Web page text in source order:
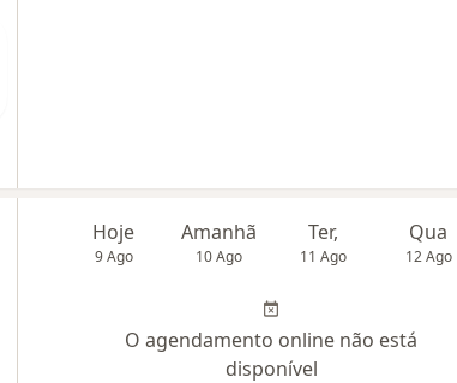
Hoje
9 Ago
Amanhã
10 Ago
Ter,
11 Ago
Qua
12 Ago
O agendamento online não está
disponível